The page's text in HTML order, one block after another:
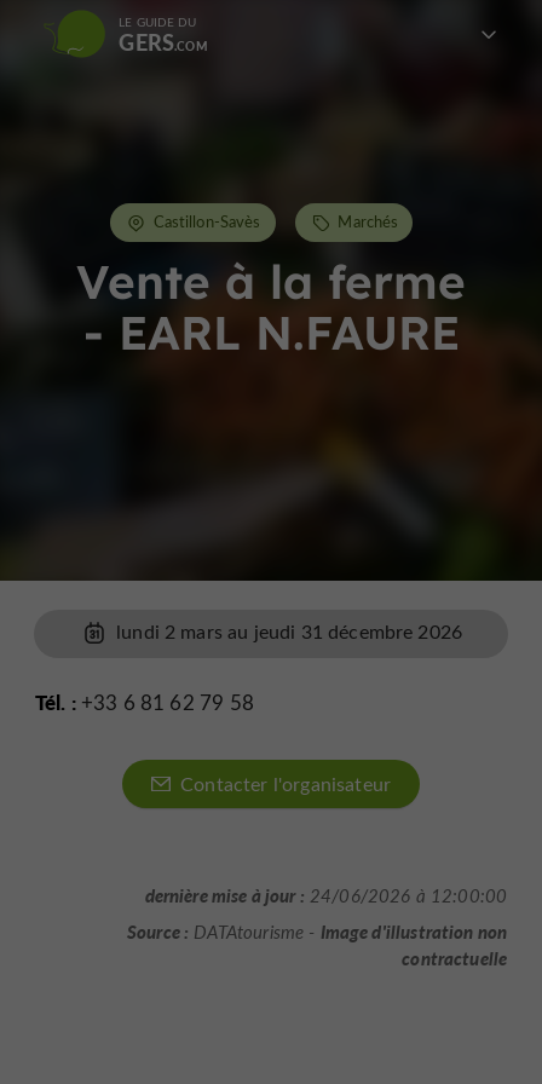
LE GUIDE DU
GERS
Vente à la ferme
- EARL N.FAURE
Castillon-Savès Marchés
lundi 2 mars au jeudi 31 décembre 2026
Tél. :+33 6 81 62 79 58
Contacter l'organisateur
dernière mise à jour : 24/06/2026 à 12:00:00
Source : DATAtourisme - Image d'illustration non
contractuelle